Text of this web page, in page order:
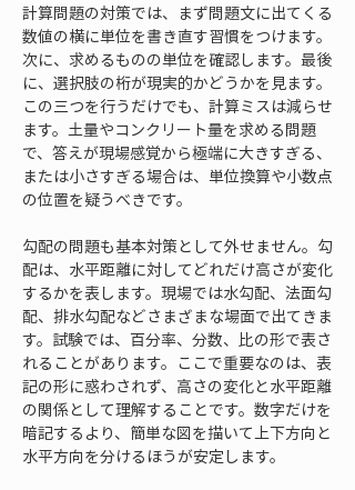
計算問題の対策では、まず問題文に出てくる
数値の横に単位を書き直す習慣をつけます。
次に、求めるものの単位を確認します。最後
に、選択肢の桁が現実的かどうかを見ます。
この三つを行うだけでも、計算ミスは減らせ
ます。土量やコンクリート量を求める問題
で、答えが現場感覚から極端に大きすぎる、
または小さすぎる場合は、単位換算や小数点
の位置を疑うべきです。
勾配の問題も基本対策として外せません。勾
配は、水平距離に対してどれだけ高さが変化
するかを表します。現場では水勾配、法面勾
配、排水勾配などさまざまな場面で出てきま
す。試験では、百分率、分数、比の形で表さ
れることがあります。ここで重要なのは、表
記の形に惑わされず、高さの変化と水平距離
の関係として理解することです。数字だけを
暗記するより、簡単な図を描いて上下方向と
水平方向を分けるほうが安定します。